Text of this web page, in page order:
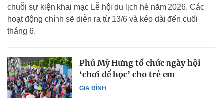
chuỗi sự kiện khai mạc Lễ hội du lịch hè năm 2026. Các
hoạt động chính sẽ diễn ra từ 13/6 và kéo dài đến cuối
tháng 6.
GIA ĐÌNH
Phú Mỹ Hưng tổ chức ngày hội
‘chơi để học’ cho trẻ em